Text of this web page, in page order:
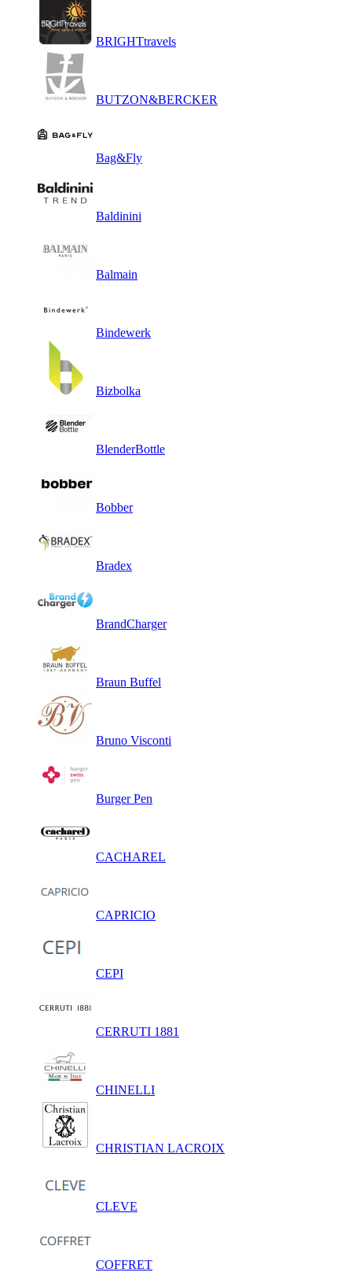
BRIGHTtravels
BUTZON&BERCKER
Bag&Fly
Baldinini
Balmain
Bindewerk
Bizbolka
BlenderBottle
Bobber
Bradex
BrandCharger
Braun Buffel
Bruno Visconti
Burger Pen
CACHAREL
CAPRICIO
CEPI
CERRUTI 1881
CHINELLI
CHRISTIAN LACROIX
CLEVE
COFFRET